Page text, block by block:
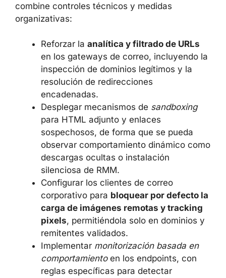
PLATAFORMAS LOW-CODE
webhooks y servicios SaaS en campañas de
phishing, resulta recomendable aplicar un
enfoque de defensa en profundidad que
combine controles técnicos y medidas
organizativas:
Reforzar la analítica y filtrado de URLs
en los gateways de correo, incluyendo
la inspección de dominios legítimos y la
resolución de redirecciones
encadenadas.
Desplegar mecanismos desandboxing
para HTML adjunto y enlaces
sospechosos, de forma que se pueda
observar comportamiento dinámico
como descargas ocultas o instalación
silenciosa de RMM.
Configurar los clientes de correo
corporativo parabloquear por defecto